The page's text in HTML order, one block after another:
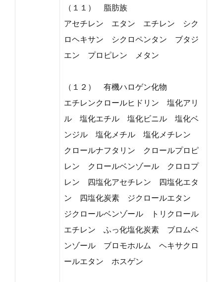
（１１） 脂肪族
アセチレン エタン エチレン シク
ロヘキサン シクロペンタン ブタジ
エン プロピレン メタン
（１２） 有機ハロゲン化物
エチレンクロールヒドリン 塩化アリ
ル 塩化エチル 塩化ビニル 塩化ベ
ンジル 塩化メチル 塩化メチレン
クロールナフタリン クロールプロピ
レン クロールベンゾール クロロプ
レン 四塩化アセチレン 四塩化エタ
ン 四塩化炭素 ジクロールエタン
ジクロールベンゾール トリクロール
エチレン ふっ化塩化炭素 ブロムベ
ンゾール ブロモホルム ヘキサクロ
ールエタン ホスゲン